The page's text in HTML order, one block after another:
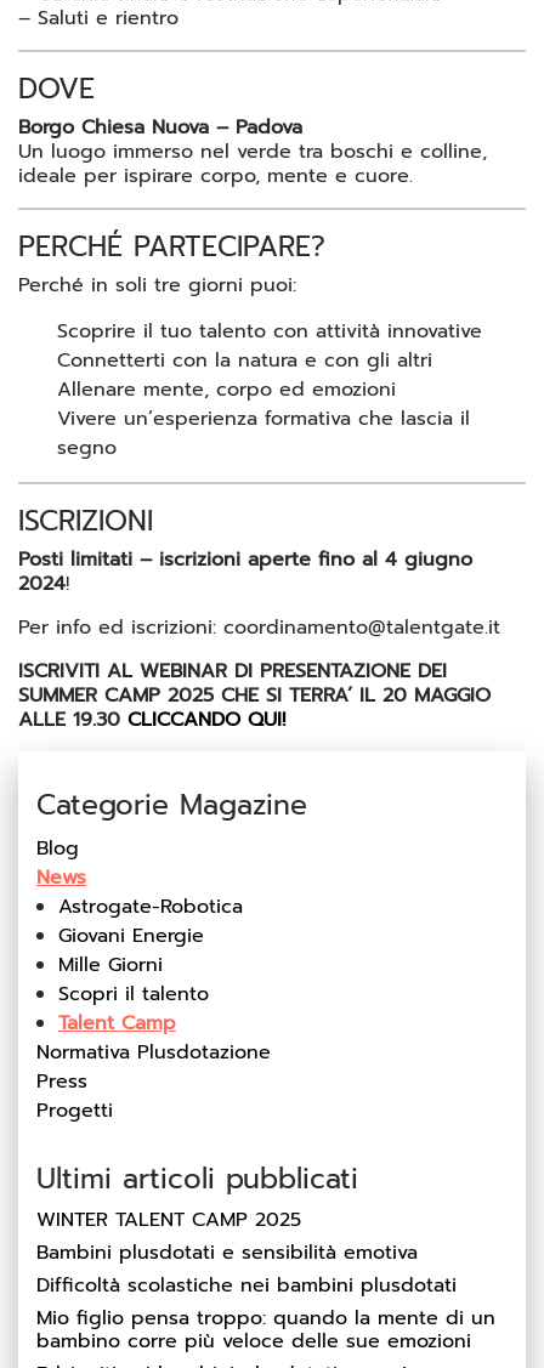
– Saluti e rientro
DOVE
Borgo Chiesa Nuova – Padova
Un luogo immerso nel verde tra boschi e colline,
ideale per ispirare corpo, mente e cuore.
PERCHÉ PARTECIPARE?
Perché in soli tre giorni puoi:
Scoprire il tuo talento con attività innovative
Connetterti con la natura e con gli altri
Allenare mente, corpo ed emozioni
Vivere un’esperienza formativa che lascia il
segno
ISCRIZIONI
Posti limitati – iscrizioni aperte fino al 4 giugno
2024!
Per info ed iscrizioni: coordinamento@talentgate.it
ISCRIVITI AL WEBINAR DI PRESENTAZIONE DEI
SUMMER CAMP 2025 CHE SI TERRA’ IL 20 MAGGIO
ALLE 19.30 CLICCANDO QUI!
Categorie Magazine
Blog
News
Astrogate-Robotica
Giovani Energie
Mille Giorni
Scopri il talento
Talent Camp
Normativa Plusdotazione
Press
Progetti
Ultimi articoli pubblicati
WINTER TALENT CAMP 2025
Bambini plusdotati e sensibilità emotiva
Difficoltà scolastiche nei bambini plusdotati
Mio figlio pensa troppo: quando la mente di un
bambino corre più veloce delle sue emozioni